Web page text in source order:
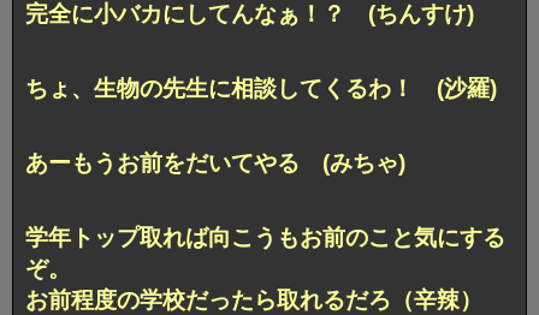
完全に小バカにしてんなぁ！？ (ちんすけ)
ちょ、生物の先生に相談してくるわ！ (沙羅)
あーもうお前をだいてやる (みちゃ)
学年トップ取れば向こうもお前のこと気にする
ぞ。
お前程度の学校だったら取れるだろ（辛辣）